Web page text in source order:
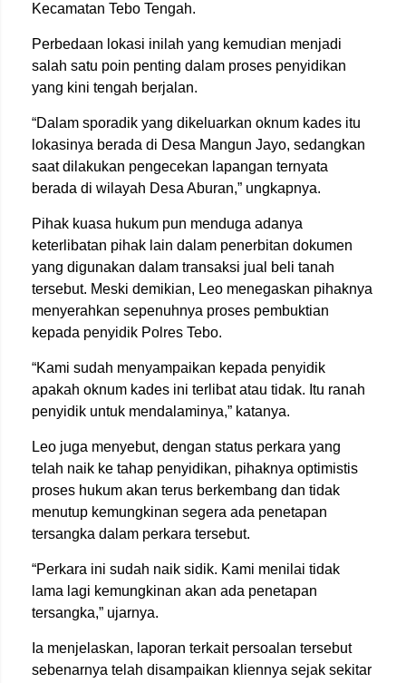
Kecamatan Tebo Tengah.
Perbedaan lokasi inilah yang kemudian menjadi
salah satu poin penting dalam proses penyidikan
yang kini tengah berjalan.
“Dalam sporadik yang dikeluarkan oknum kades itu
lokasinya berada di Desa Mangun Jayo, sedangkan
saat dilakukan pengecekan lapangan ternyata
berada di wilayah Desa Aburan,” ungkapnya.
Pihak kuasa hukum pun menduga adanya
keterlibatan pihak lain dalam penerbitan dokumen
yang digunakan dalam transaksi jual beli tanah
tersebut. Meski demikian, Leo menegaskan pihaknya
menyerahkan sepenuhnya proses pembuktian
kepada penyidik Polres Tebo.
“Kami sudah menyampaikan kepada penyidik
apakah oknum kades ini terlibat atau tidak. Itu ranah
penyidik untuk mendalaminya,” katanya.
Leo juga menyebut, dengan status perkara yang
telah naik ke tahap penyidikan, pihaknya optimistis
proses hukum akan terus berkembang dan tidak
menutup kemungkinan segera ada penetapan
tersangka dalam perkara tersebut.
“Perkara ini sudah naik sidik. Kami menilai tidak
lama lagi kemungkinan akan ada penetapan
tersangka,” ujarnya.
Ia menjelaskan, laporan terkait persoalan tersebut
sebenarnya telah disampaikan kliennya sejak sekitar